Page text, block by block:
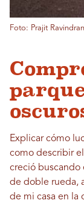
Foto: Prajit Ravindran
Explicar cómo
como describir
creció buscando
de doble rueda,
de mi casa en la